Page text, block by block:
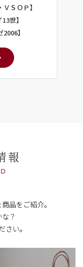
ＳＯＰ】
世】
】
報
品をご紹介。
？
さい。